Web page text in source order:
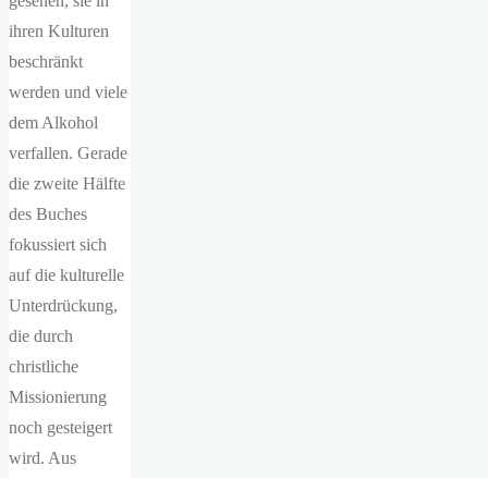
ihren Kulturen
beschränkt
werden und viele
dem Alkohol
verfallen. Gerade
die zweite Hälfte
des Buches
fokussiert sich
auf die kulturelle
Unterdrückung,
die durch
christliche
Missionierung
noch gesteigert
wird. Aus